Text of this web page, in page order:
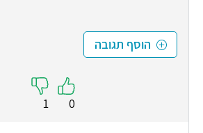
הוסף תגובה
0
1